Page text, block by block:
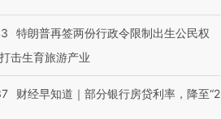
特朗普再签两份行政令限制出生公民权
击生育旅游产业
财经早知道｜部分银行房贷利率，降至“2